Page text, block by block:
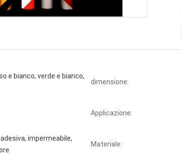
e bianco, verde e bianco,
dimensione:
Applicazione:
impermeabile,
Materiale: